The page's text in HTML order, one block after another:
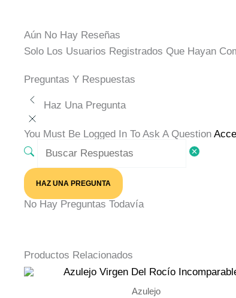
Aún No Hay Reseñas
Solo Los Usuarios Registrados Que Hayan
Preguntas Y Respuestas
Haz Una Pregunta
You Must Be Logged In To Ask A Question
HAZ UNA PREGUNTA
No Hay Preguntas Todavía
Productos Relacionados
Azulejo